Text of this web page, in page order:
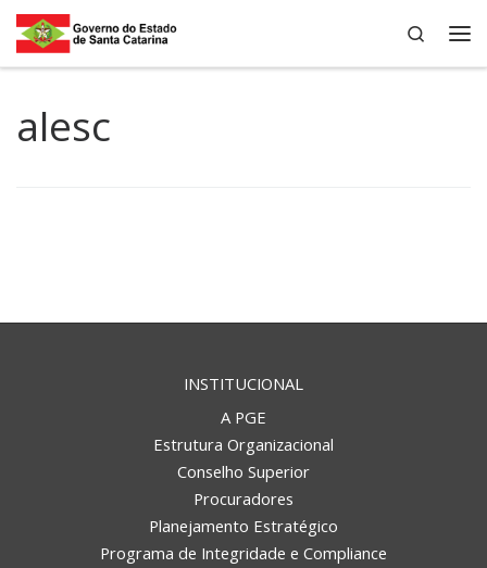
Skip to content
Search
alesc
INSTITUCIONAL
A PGE
Estrutura Organizacional
Conselho Superior
Procuradores
Planejamento Estratégico
Programa de Integridade e Compliance